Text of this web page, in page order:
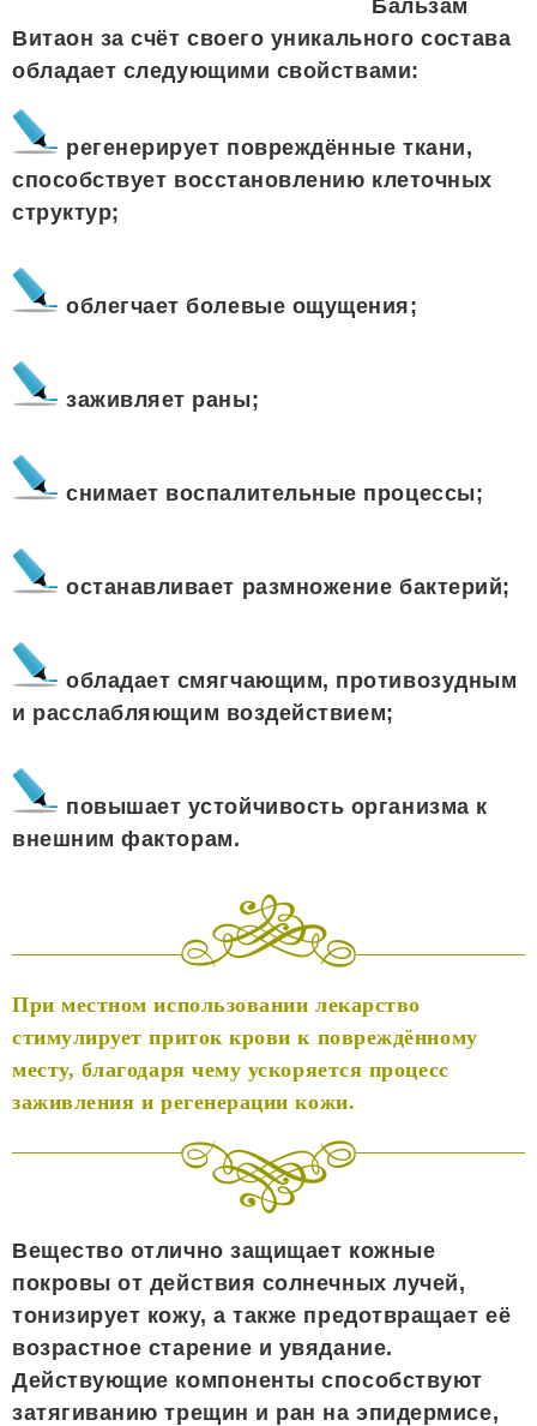
Бальзам
Витаон за счёт своего уникального состава
обладает следующими свойствами:
регенерирует повреждённые ткани,
способствует восстановлению клеточных
структур;
облегчает болевые ощущения;
заживляет раны;
снимает воспалительные процессы;
останавливает размножение бактерий;
обладает смягчающим, противозудным
и расслабляющим воздействием;
повышает устойчивость организма к
внешним факторам.
При местном использовании лекарство
стимулирует приток крови к повреждённому
месту, благодаря чему ускоряется процесс
заживления и регенерации кожи.
Вещество отлично защищает кожные
покровы от действия солнечных лучей,
тонизирует кожу, а также предотвращает её
возрастное старение и увядание.
Действующие компоненты способствуют
затягиванию трещин и ран на эпидермисе,